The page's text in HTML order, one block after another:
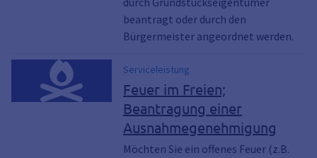
beantragt oder durch den
Bürgermeister angeordnet werden.
Serviceleistung
Feuer im Freien;
Beantragung einer
Ausnahmegenehmigung
Möchten Sie ein offenes Feuer (z.B.